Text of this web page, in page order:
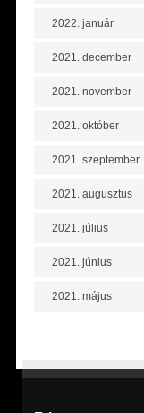
2022. január
2021. december
2021. november
2021. október
2021. szeptember
2021. augusztus
2021. július
2021. június
2021. május